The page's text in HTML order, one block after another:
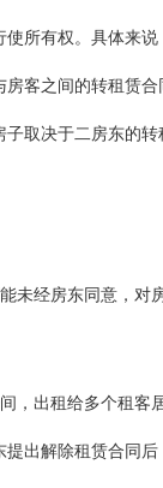
所有权。具体来
客之间的转租赁
取决于二房东的转
未经房东同意，‌
，‌出租给多个租
出解除租赁合同后